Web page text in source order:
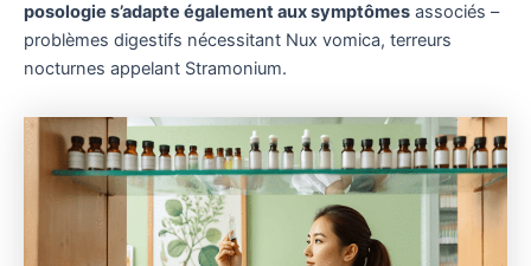
posologie s’adapte également aux symptômes associés –
problèmes digestifs nécessitant Nux vomica, terreurs
nocturnes appelant Stramonium.